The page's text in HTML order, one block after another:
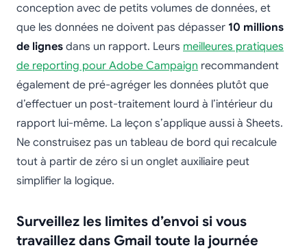
conception avec de petits volumes de données, et
que les données ne doivent pas dépasser 10 millions
de lignes dans un rapport. Leurs meilleures pratiques
de reporting pour Adobe Campaign recommandent
également de pré-agréger les données plutôt que
d’effectuer un post-traitement lourd à l’intérieur du
rapport lui-même. La leçon s’applique aussi à Sheets.
Ne construisez pas un tableau de bord qui recalcule
tout à partir de zéro si un onglet auxiliaire peut
simplifier la logique.
Surveillez les limites d’envoi si vous
travaillez dans Gmail toute la journée